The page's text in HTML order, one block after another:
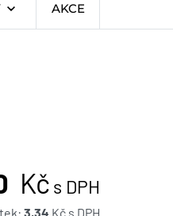
AKCE
Kč s DPH
3,34 Kč s DPH